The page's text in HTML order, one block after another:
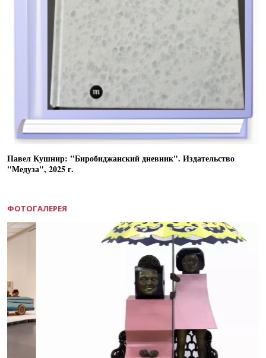
Павел Кушнир: "Биробиджанский дневник". Издательство
"Медуза", 2025 г.
ФОТОГАЛЕРЕЯ